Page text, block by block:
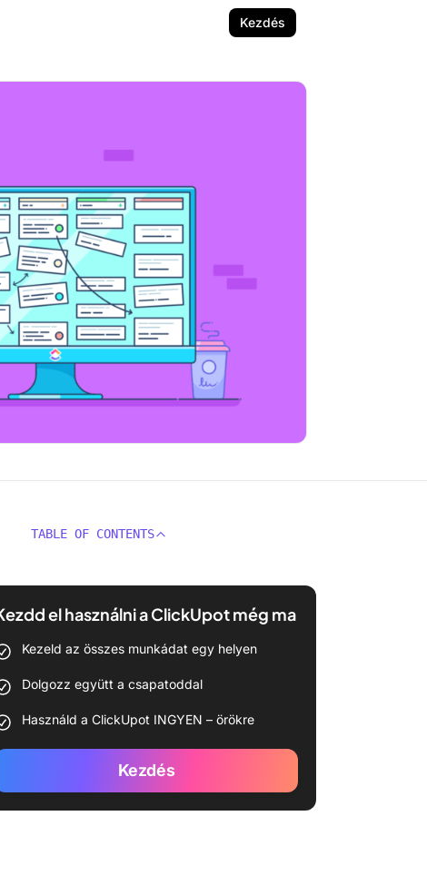
Kezdés
TABLE OF CONTENTS
el használni a ClickUpot még ma
Kezeld az összes munkádat egy helyen
Dolgozz együtt a csapatoddal
Használd a ClickUpot INGYEN – örökre
Kezdés